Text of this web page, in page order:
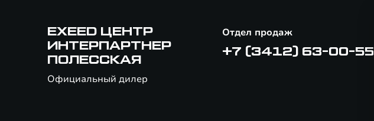
EXEED ЦЕНТР
ИНТЕРПАРТНЕР
ПОЛЕССКАЯ
Официальный дилер
Отдел продаж
+7 (3412) 63-00-55